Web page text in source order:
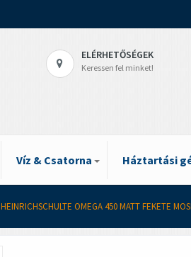
ELÉRHETŐSÉGEK
Keressen fel minket!
Víz & Csatorna Háztartási
HEINRICHSCHULTE OMEGA 450 MATT FEKETE